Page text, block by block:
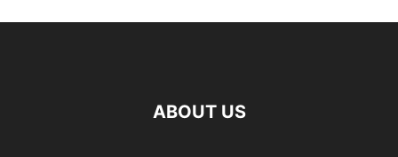
ABOUT US